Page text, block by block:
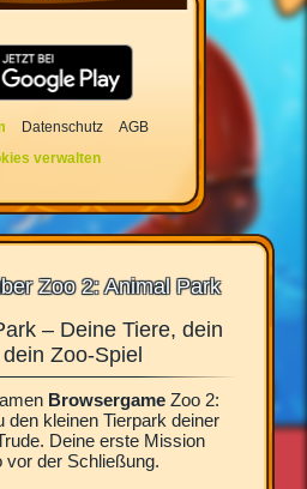
Datenschutz
AGB
verwalten
Zoo 2: Animal Park
– Deine Tiere, dein
Zoo-Spiel
BrowsergameZoo 2:
den kleinen Tierpark deiner
Deine erste Mission
vor der Schließung.
Was